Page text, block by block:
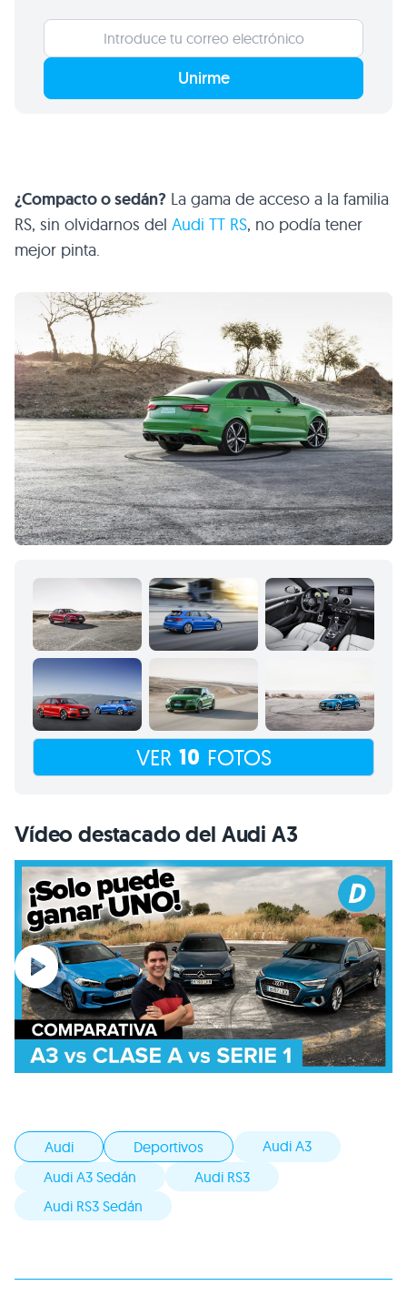
Unirme
¿Compacto o sedán? La gama de acceso a la familia
RS, sin olvidarnos del Audi TT RS, no podía tener
mejor pinta.
VER 10 FOTOS
Vídeo destacado del Audi A3
Audi Deportivos
Audi A3
Audi A3 Sedán
Audi RS3
Audi RS3 Sedán